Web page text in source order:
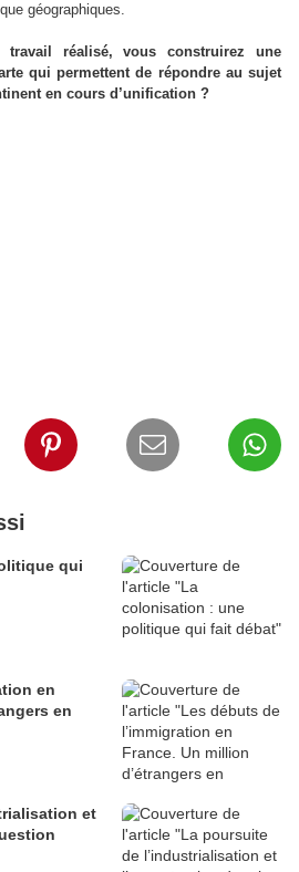
géographiques.
réalisé, vous construirez une
qui permettent de répondre au sujet
en cours d’unification ?
qui
en
en
et